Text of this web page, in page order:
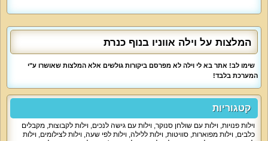
כלים ומיקרוגל. סלון גדול עם פינת ישיבה נוחה, מסך גדול עם עשרות ערוצים, שולחן
יפות ומפנקות.
אטרקציות מיוחדות בוילה:
מתחם חצר לכל וילה עם בריכה, אמבט ג'קוזי ספא, פינות ישיבה מול הנופים היפים,
מיטות שיזוף, גינה וצמחייה, גינת תבלינים, נדנדה, פרגולה, שולחן פינג פונג. הגינה
של וילה אווניו מטופחת ויפה, ישנה חלוקה לשני מתחמים כאשר לכל וילה במתחם
חצר פרטית משלה. אל הוילה אפשר להזמין ארוחות, עיסויים וקישוטים של המתחם
(בתיאום מראש ותשלום נוסף).
המלצות על וילה אווניו בנוף כנרת
שימו לב! אתר בא לי וילה לא מפרסם ביקורות גולשים אלא המלצות שאושרו ע"י
המערכת בלבד!
קטגוריות
וילות פנויות, וילות עם שולחן סנוקר, וילות עם גישה לנכים, וילות לקבוצות, מקבלים
כלבים, וילות מפוארות, סוויטות, וילות ללילה, וילות לפי שעה, וילות לצילומים, וילות